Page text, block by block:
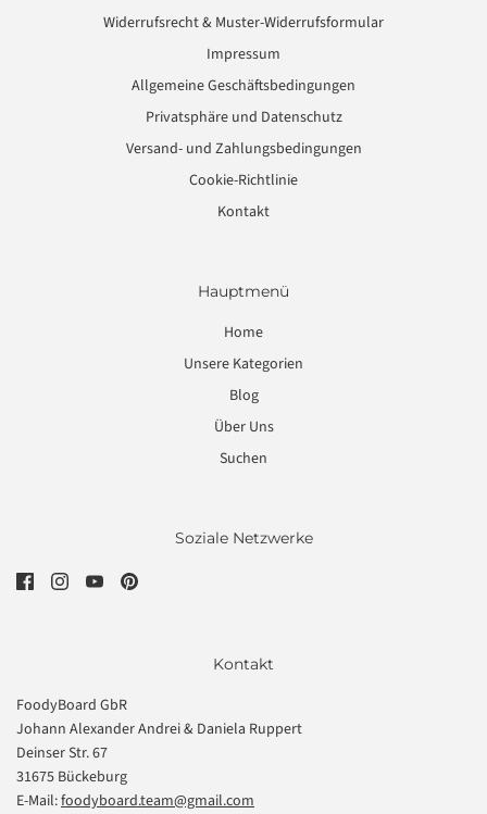
Widerrufsrecht & Muster-Widerrufsformular
Impressum
Allgemeine Geschäftsbedingungen
Privatsphäre und Datenschutz
Versand- und Zahlungsbedingungen
Cookie-Richtlinie
Kontakt
Hauptmenü
Home
Unsere Kategorien
Blog
Über Uns
Suchen
Soziale Netzwerke
Kontakt
FoodyBoard GbR
Johann Alexander Andrei & Daniela Ruppert
Deinser Str. 67
31675 Bückeburg
E-Mail:foodyboard.team@gmail.com